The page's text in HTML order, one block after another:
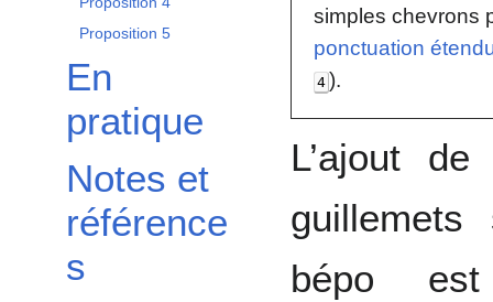
Proposition 5
En
pratique
Notes et
référence
s
simples chevrons
ponctuation
4 ).
L’ajout
bépo